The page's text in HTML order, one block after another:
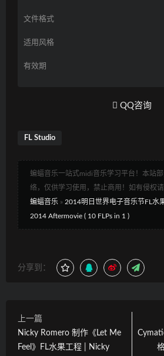
文件格式
适用风格
有效期
QQ咨询
FL Studio
蝙蝠音乐一站式midi音乐学习平台！本站
络，仅供学习使用，禁止商用！如有侵权请
蝙蝠音乐 » 2014明日世界电子音乐节FL水
2014 Aftermovie ( 10 FLPs in 1 )
分享到：
上一篇
Nicky Romero 制作《Let Me
Feel》FL水果工程 | Nicky